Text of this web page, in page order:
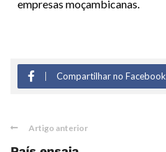
empresas moçambicanas.
Compartilhar no Facebook
Artigo anterior